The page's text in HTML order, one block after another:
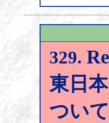
329.
東日
つい